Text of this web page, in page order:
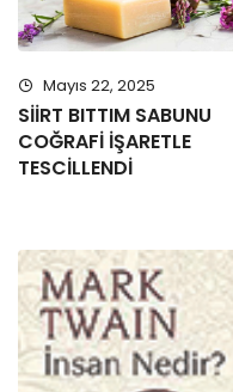
Mayıs 22, 2025
SİİRT BITTIM SABUNU
COĞRAFİ İŞARETLE
TESCİLLENDİ